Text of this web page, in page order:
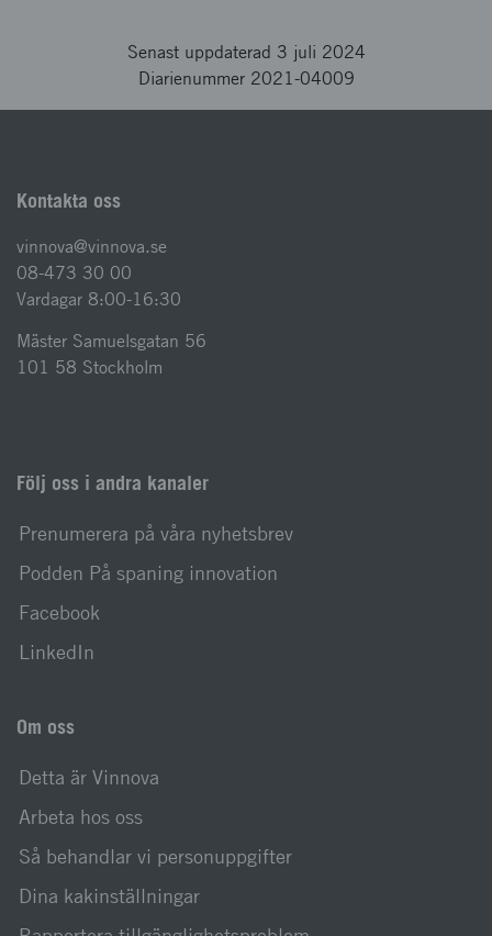
Senast uppdaterad 3 juli 2024
Diarienummer 2021-04009
Kontakta oss
vinnova@vinnova.se
08-473 30 00
Vardagar 8:00-16:30
Mäster Samuelsgatan 56
101 58 Stockholm
Följ oss i andra kanaler
Prenumerera på våra nyhetsbrev
Podden På spaning innovation
Facebook
LinkedIn
Om oss
Detta är Vinnova
Arbeta hos oss
Så behandlar vi personuppgifter
Dina kakinställningar